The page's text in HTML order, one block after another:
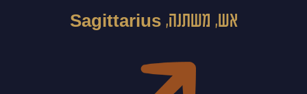
אש, משתנה, Sagittarius